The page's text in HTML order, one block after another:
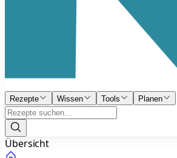
Rezepte Wissen Tools Planen
Übersicht